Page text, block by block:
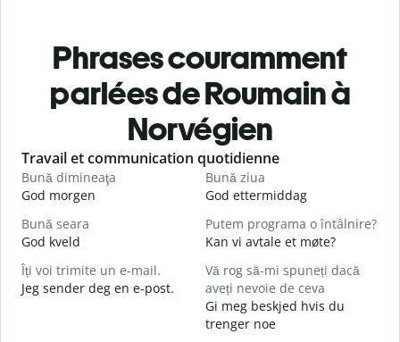
Phrases couramment
parlées de Roumain à
Norvégien
Slide 1 of 6
Travail et communication quotidienne
Bună dimineaţa
God morgen
Bună ziua
God ettermiddag
Bună seara
God kveld
Putem programa o întâlnire?
Kan vi avtale et møte?
Îți voi trimite un e-mail.
Jeg sender deg en e-post.
Vă rog să-mi spuneți dacă
aveți nevoie de ceva
Gi meg beskjed hvis du
trenger noe